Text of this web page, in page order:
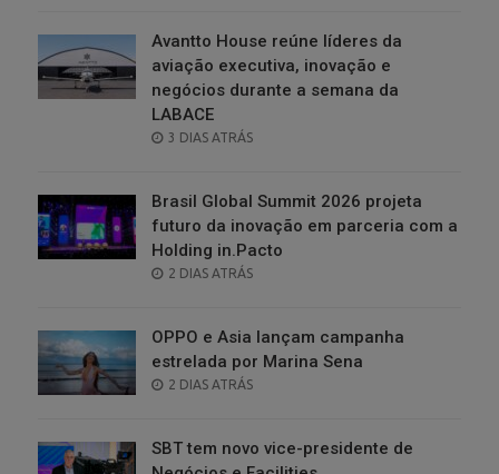
Avantto House reúne líderes da
aviação executiva, inovação e
negócios durante a semana da
LABACE
POSTED
3 DIAS ATRÁS
Brasil Global Summit 2026 projeta
futuro da inovação em parceria com a
Holding in.Pacto
POSTED
2 DIAS ATRÁS
OPPO e Asia lançam campanha
estrelada por Marina Sena
POSTED
2 DIAS ATRÁS
SBT tem novo vice-presidente de